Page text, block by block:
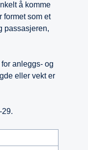
å komme
formet som et
passasjeren,
anleggs- og
eller vekt er
29.